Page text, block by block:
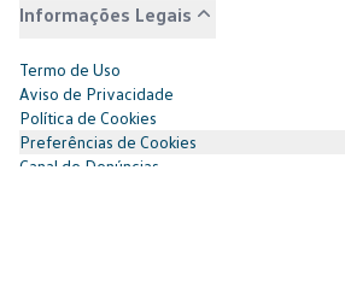
Informações Legais
Termo de Uso
Aviso de Privacidade
Política de Cookies
Preferências de Cookies
Canal de Denúncias